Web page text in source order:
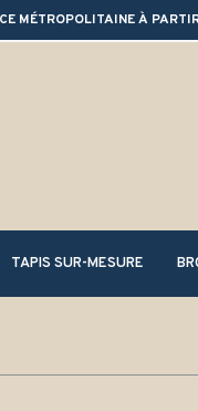
MÉTROPOLITAINE À
TAPIS SUR-MESURE